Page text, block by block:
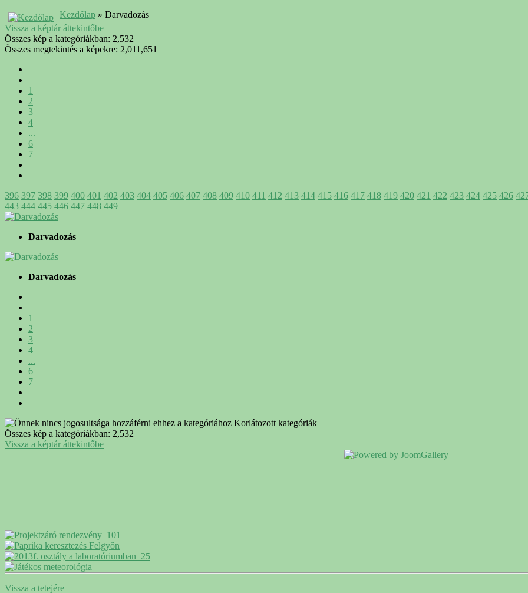
Kezdőlap » Darvadozás
Vissza a képtár áttekintőbe
Összes kép a kategóriákban: 2,532
Összes megtekintés a képekre: 2,011,651
1
2
3
4
...
6
7
396 397 398 399 400 401 402 403 404 405 406 407 408 409 410 411 412 413 414 415 416 417 418 419 420 421 422 423 424 425 426
443 444 445 446 447 448 449
Darvadozás
Darvadozás
1
2
3
4
...
6
7
Korlátozott kategóriák
Összes kép a kategóriákban: 2,532
Vissza a képtár áttekintőbe
Vissza a tetejére